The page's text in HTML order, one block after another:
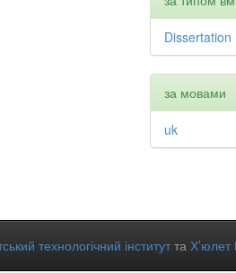
Dissertation
за мовами
uk
технологічний інститутта Х’юлет